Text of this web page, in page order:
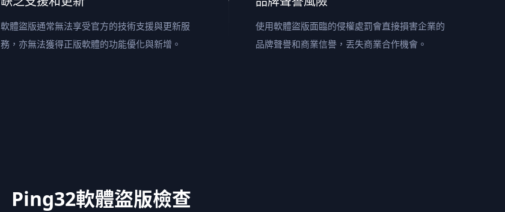
軟體盜版通常無法享受官方的技術支援與更新服
務，亦無法獲得正版軟體的功能優化與新增。
使用軟體盜版面臨的侵權處罰會直接損害企業的
品牌聲譽和商業信譽，丟失商業合作機會。
Ping32軟體盜版檢查
一款強大的化學繪圖軟體